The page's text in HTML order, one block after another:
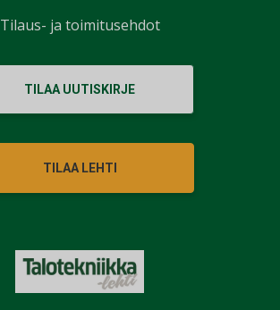
TILAA UUTISKIRJE
TILAA LEHTI
Tilaus- ja toimitusehdot